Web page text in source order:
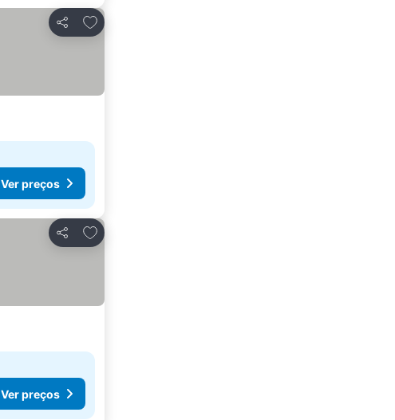
Partilhar
Adicionar aos favoritos
Ver preços
Partilhar
Adicionar aos favoritos
Ver preços